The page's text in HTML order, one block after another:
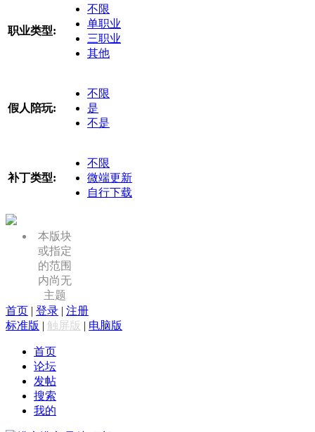
职业类型:
不限
单职业
三职业
其他
假人陪玩:
不限
是
不是
补丁类型:
不限
微端更新
自行下载
本版块
或指定
的范围
内尚无
主题
首页 | 登录 | 注册
标准版 | 触屏版 | 电脑版
首页
论坛
发帖
搜索
我的